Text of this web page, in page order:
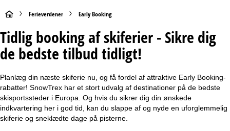
S
t
a
r
t
s
Ferieverdener Early Booking
Tidlig booking af skiferier - Sikre dig
de bedste tilbud tidligt!
Planlæg din næste skiferie nu, og få fordel af attraktive Early Booking-
rabatter! SnowTrex har et stort udvalg af destinationer på de bedste
skisportssteder i Europa. Og hvis du sikrer dig din ønskede
indkvartering her i god tid, kan du slappe af og nyde en uforglemmelig
skiferie og sneklædte dage på pisterne.